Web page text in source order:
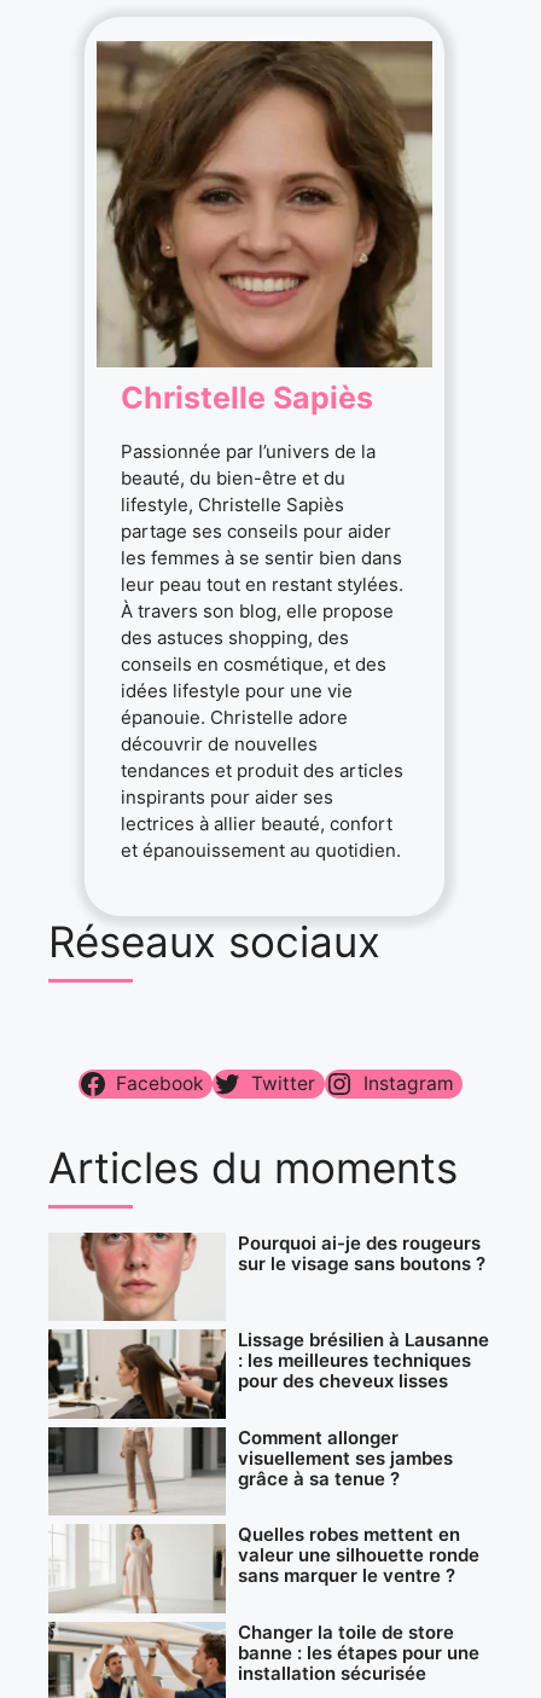
Christelle Sapiès
Passionnée par l’univers de la
beauté, du bien-être et du
lifestyle, Christelle Sapiès
partage ses conseils pour aider
les femmes à se sentir bien dans
leur peau tout en restant stylées.
À travers son blog, elle propose
des astuces shopping, des
conseils en cosmétique, et des
idées lifestyle pour une vie
épanouie. Christelle adore
découvrir de nouvelles
tendances et produit des articles
inspirants pour aider ses
lectrices à allier beauté, confort
et épanouissement au quotidien.
Réseaux sociaux
Facebook Twitter Instagram
Articles du moments
Pourquoi ai-je des rougeurs
sur le visage sans boutons ?
Lissage brésilien à Lausanne
: les meilleures techniques
pour des cheveux lisses
Comment allonger
visuellement ses jambes
grâce à sa tenue ?
Quelles robes mettent en
valeur une silhouette ronde
sans marquer le ventre ?
Changer la toile de store
banne : les étapes pour une
installation sécurisée